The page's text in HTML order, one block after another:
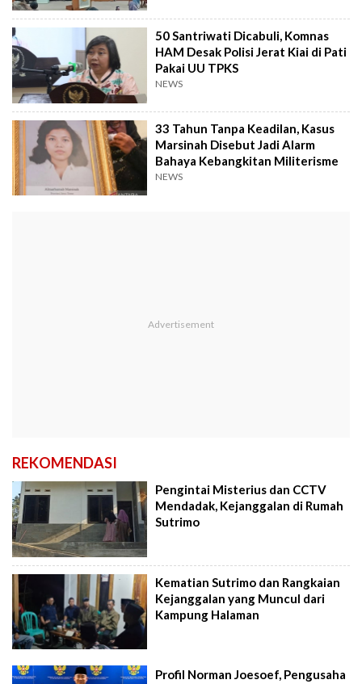
50 Santriwati Dicabuli, Komnas
HAM Desak Polisi Jerat Kiai di Pati
Pakai UU TPKS
NEWS
33 Tahun Tanpa Keadilan, Kasus
Marsinah Disebut Jadi Alarm
Bahaya Kebangkitan Militerisme
NEWS
REKOMENDASI
Pengintai Misterius dan CCTV
Mendadak, Kejanggalan di Rumah
Sutrimo
Kematian Sutrimo dan Rangkaian
Kejanggalan yang Muncul dari
Kampung Halaman
Profil Norman Joesoef, Pengusaha